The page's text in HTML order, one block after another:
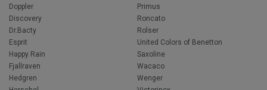
Doppler
Discovery
Dr.Bacty
Esprit
Happy Rain
Fjallraven
Hedgren
Primus
Roncato
Rolser
United Colors of Benetton
Saxoline
Wacaco
Wenger